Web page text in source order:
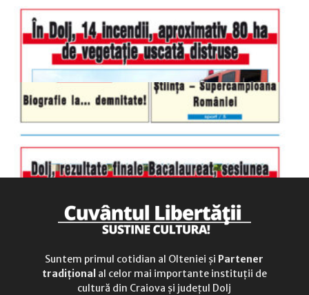
duminică
9.00 - 12.00
Suntem primul cotidian al Olteniei și Partener
tradițional al celor mai importante instituții de
cultură din Craiova și județul Dolj